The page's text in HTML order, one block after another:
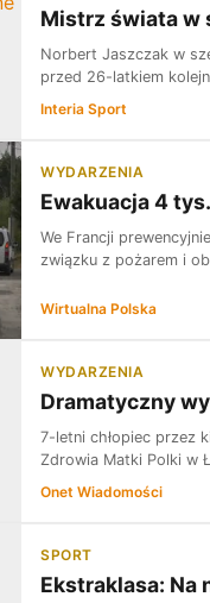
Mistrz świata w
Norbert Jaszczak w
przed 26-latkiem
Interia Sport
WYDARZENIA
Ewakuacja 4
We Francji
związku z pożarem i
Wirtualna Polska
WYDARZENIA
Dramatyczny
7-letni chłopiec przez
Zdrowia Matki Polki w
Onet Wiadomości
SPORT
Ekstraklasa: Na